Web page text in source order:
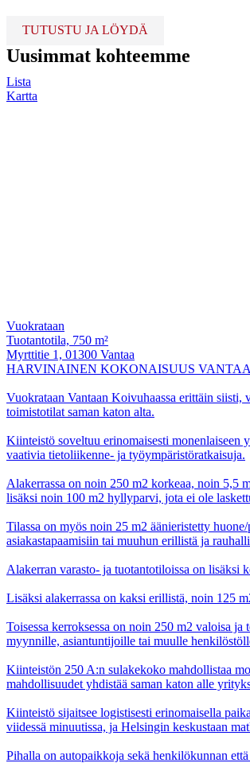
TUTUSTU JA LÖYDÄ
Uusimmat kohteemme
Lista
Kartta
Vuokrataan
Tuotantotila, 750 m²
Myrttitie 1, 01300 Vantaa
HARVINAINEN KOKONAISUUS
Vuokrataan Vantaan Koivuhaassa erittäin
toimistotilat saman katon alta.
Kiinteistö soveltuu erinomaisesti
vaativia tietoliikenne- ja työympäristöratkaisuja.
Alakerrassa on noin 250 m2 korkeaa, noin 5,5
lisäksi noin 100 m2 hyllyparvi, jota ei ole
Tilassa on myös noin 25 m2 äänieristetty
asiakastapaamisiin tai muuhun erillistä ja
Alakerran varasto- ja tuotantotiloissa on lisäksi
Lisäksi alakerrassa on kaksi erillistä, noin 125
Toisessa kerroksessa on noin 250 m2 valoisa
myynnille, asiantuntijoille tai muulle
Kiinteistön 250 A:n sulakekoko mahdollistaa
mahdollisuudet yhdistää saman katon alle
Kiinteistö sijaitsee logistisesti erinomaisella
viidessä minuutissa, ja Helsingin keskustaan
Pihalla on autopaikkoja sekä henkilökunnan